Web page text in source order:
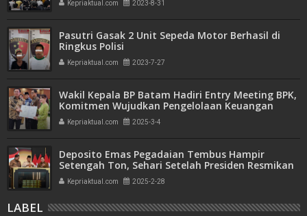
Kepriaktual.com 2023-8-31
Pasutri Gasak 2 Unit Sepeda Motor Berhasil di
Ringkus Polisi
Kepriaktual.com 2023-7-27
Wakil Kepala BP Batam Hadiri Entry Meeting BPK,
Komitmen Wujudkan Pengelolaan Keuangan
Transparan dan Akuntabel
Kepriaktual.com 2025-3-4
Deposito Emas Pegadaian Tembus Hampir
Setengah Ton, Sehari Setelah Presiden Resmikan
Bank Emas
Kepriaktual.com 2025-2-28
LABEL